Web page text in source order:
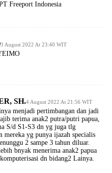
Freeport Indonesia
3 August 2022 At 23:40 WIT
SH.4 August 2022 At 21:56 WIT
menjadi pertimbangan dan jadi
terima anak2 putra/putri papua,
S/d S1-S3 dn yg juga tlg
mereka yg punya ijazah specialis
2 sampe 3 tahun diluar.
bnyak menerima anak2 papua
dn bidang2 Lainya.